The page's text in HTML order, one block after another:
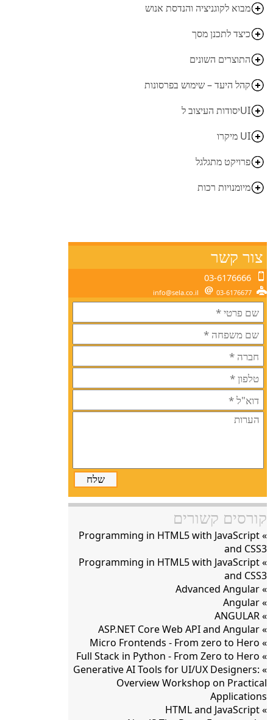
מבוא לקוגניציה והנדסת אנוש
כיצד לתכנן מסך
התוצרים השונים
קהל היעד – שימוש בפרסונות
UIיסודות העיצוב ל
UI מיקרו
פרויקט מתגלגל
מיומנויות רכות
צור קשר
03-6176677
info@sela.co.il
שלח
קורסים קשורים
» Programming in HTML5 with JavaScript
and CSS3
» Programming in HTML5 with JavaScript
and CSS3
» Advanced Angular
» Angular
» ANGULAR
» ASP.NET Core Web API and Angular
» Micro Frontends - From zero to Hero
» Full Stack in Python - From Zero to Hero
» Generative AI Tools for UI/UX Designers:
Overview Workshop on Practical
Applications
» HTML and JavaScript